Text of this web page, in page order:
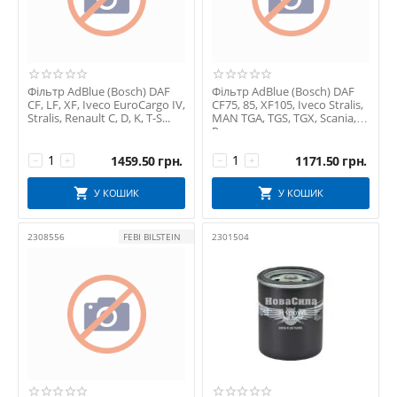
Фільтр AdBlue (Bosch) DAF
CF, LF, XF, Iveco EuroCargo IV,
Stralis, Renault C, D, K, T-S...
+
− 1459.50 грн.
У КОШИК
Фільтр AdBlue (Bosch) DAF
CF75, 85, XF105, Iveco Stralis,
MAN TGA, TGS, TGX, Scania,
P,...
+
− 1171.50 грн.
У КОШИК
2308556 FEBI BILSTEIN 2301504